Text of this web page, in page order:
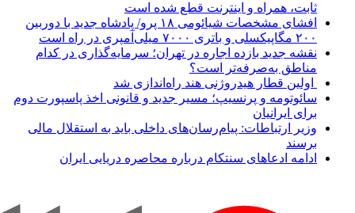
ثابت، همراه و اینترنت ‌قطع شده است
افشای مشخصات شیائومی ۱۸ پرو/ پادشاه جدید با دوربین
۲۰۰ مگاپیکسلی و باتری ۷۰۰۰ میلی‌آمپری در راه است
نقشه جدید بازده اجاره در تهران؛ سرمایه‌گذاری در کدام
مناطق به‌صرفه‌تر است؟
اولین قطار هیدروژنی هند راه‌اندازی شد
سائوتومه و پرنسیپ؛ مسیر جدید و قانونی اخذ پاسپورت دوم
برای ایرانیان
وزیر ارتباطات: پیام‌رسان‌های داخلی باید به استقلال مالی
برسند
ادامه ادعاهای سنتکام درباره محاصره دریایی ایران